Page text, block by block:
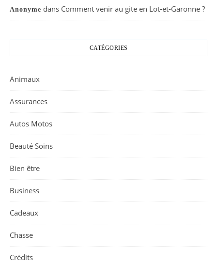
Anonyme dans Comment venir au gite en Lot-et-Garonne ?
CATÉGORIES
Animaux
Assurances
Autos Motos
Beauté Soins
Bien être
Business
Cadeaux
Chasse
Crédits